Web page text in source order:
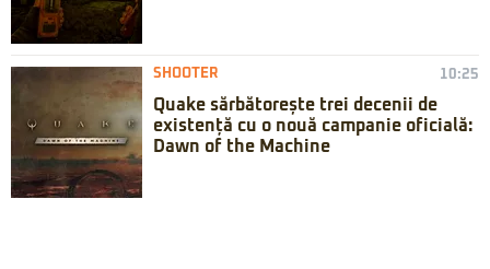
SHOOTER 10:25
Quake sărbătorește trei decenii de
existență cu o nouă campanie oficială:
Dawn of the Machine